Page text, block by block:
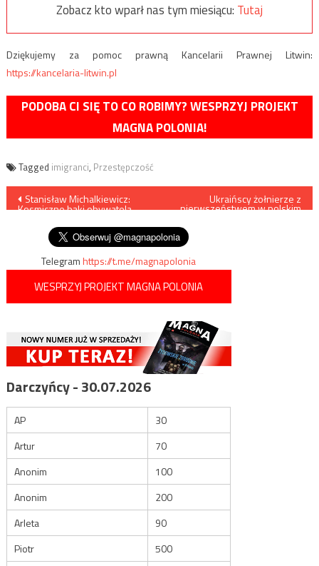
Zobacz kto wparł nas tym miesiącu: Tutaj
Dziękujemy za pomoc prawną Kancelarii Prawnej Litwin:
https://kancelaria-litwin.pl
PODOBA CI SIĘ TO CO ROBIMY? WESPRZYJ PROJEKT
MAGNA POLONIA!
Tagged imigranci, Przestępczość
Nawigacja
wpisu
Stanisław Michalkiewicz:
Kosmiczne bąki obywatela
Ukraińscy żołnierze z
pierwszeństwem w polskim
Telegramhttps://t.me/magnapolonia
WESPRZYJ PROJEKT MAGNA POLONIA
Darczyńcy - 30.07.2026
AP
30
Artur
70
Anonim
100
Anonim
200
Arleta
90
Piotr
500